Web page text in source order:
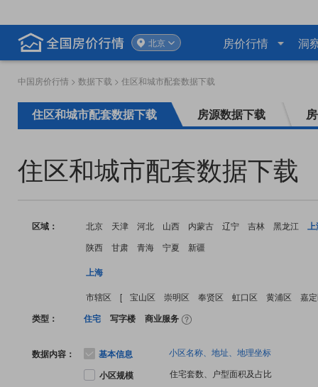
北京 房价行情 洞
中国房价行情 > 数据下载 > 住区和城市配套数据下载
住区和城市配套数据下载 房源数据下载
住区和城市配套数据下载
区域： 北京 天津 河北 山西 内蒙古 辽宁 吉林 黑龙江 上
陕西 甘肃 青海 宁夏 新疆
上海
市辖区 [ 宝山区 崇明区 奉贤区 虹口区 黄浦区 嘉
类型： 住宅 写字楼 商业服务
数据内容： 基本信息 小区名称、地址、地理坐标
小区规模 住宅套数、户型面积及占比